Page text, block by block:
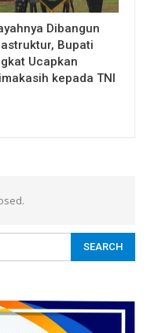
Dibangun
Bupati
Ucapkan
kepada TNI